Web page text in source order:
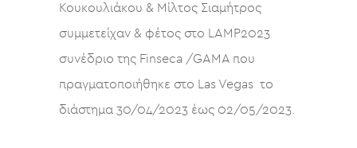
Κουκουλιάκου & Μίλτος Σιαμήτρος
συμμετείχαν & φέτος στο LAMP2023
συνέδριο της Finseca /GAMA που
πραγματοποιήθηκε στο Las Vegas το
διάστημα 30/04/2023 έως 02/05/2023.